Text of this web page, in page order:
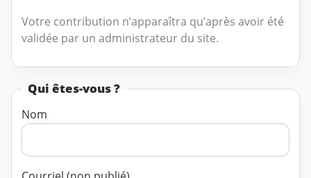
Votre contribution n’apparaîtra qu’après avoir été
validée par un administrateur du site.
Qui êtes-vous ?
Nom